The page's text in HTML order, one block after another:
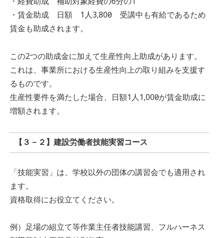
・賃金助成 日額 1人3,800円 受講中も有給であるため
賃金も助成されます。
この2つの助成金に加えて生産性向上助成があります。
これは、事業所における生産性向上の取り組みを支援す
るものです。
生産性要件を満たした場合、日額1人1,000円が賃金助成に
増額されます。
【３－２】建設労働者技能実習コース
「技能実習」は、学校以外の団体の講習会でも適用され
ます。
資格取得にお役立てください。
例）足場の組立て等作業主任者技能講習、フルハーネス